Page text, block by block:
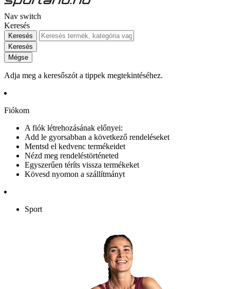
Nav switch
Keresés
Keresés
Keresés
Mégse
Adja meg a keresőszót a tippek megtekintéséhez.
Fiókom
A fiók létrehozásának előnyei:
Add le gyorsabban a következő rendeléseket
Mentsd el kedvenc termékeidet
Nézd meg rendeléstörténeted
Egyszerűen téríts vissza termékeket
Kövesd nyomon a szállítmányt
Sport